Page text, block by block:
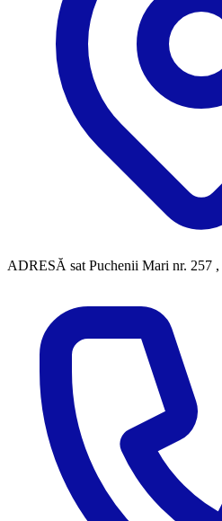
ADRESĂ sat Puchenii Mari nr. 257